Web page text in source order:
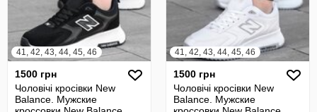
41, 42, 43, 44, 45, 46
1500 грн
Чоловічі кросівки New
Balance. Мужские
41, 42, 43, 44, 45, 46
1500 грн
Чоловічі кросівки New
Balance. Мужские